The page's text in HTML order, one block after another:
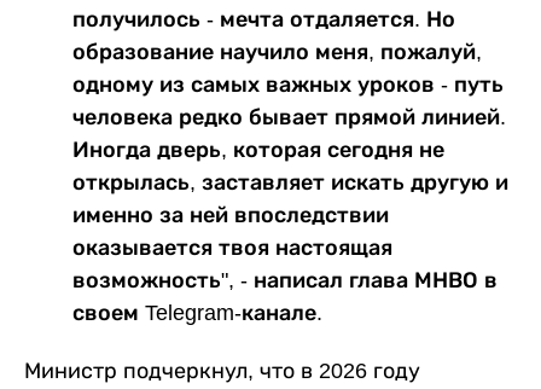
получилось - мечта отдаляется. Но
образование научило меня, пожалуй,
одному из самых важных уроков - путь
человека редко бывает прямой линией.
Иногда дверь, которая сегодня не
открылась, заставляет искать другую и
именно за ней впоследствии
оказывается твоя настоящая
возможность", - написал глава МНВО в
своем Telegram-канале.
Министр подчеркнул, что в 2026 году